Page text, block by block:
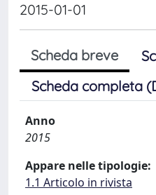
2015-01-01
Scheda breve
Scheda completa
Anno
2015
Appare nelle tipologie:
1.1 Articolo in rivista